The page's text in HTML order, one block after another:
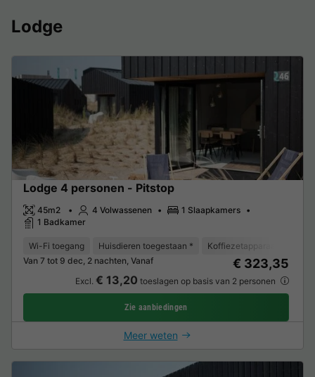
Lodge
Lodge 4 personen - Pitstop
45m2 4 Volwassenen
1 Slaapkamers
1 Badkamer
Wi-Fi toegang Huisdieren toegestaan * Koffiezetapparaat
Van 7 tot 9 dec, 2 nachten, Vanaf
€ 323,35
Excl. € 13,20 toeslagen op basis van 2 personen
Zie aanbiedingen
Meer weten